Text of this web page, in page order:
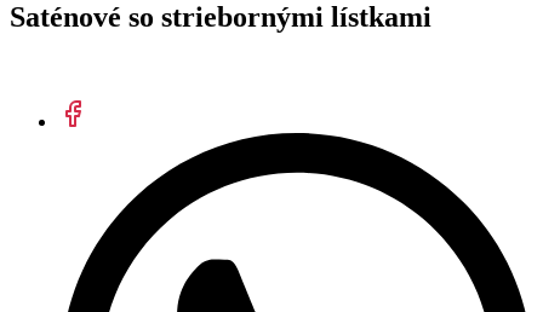
Saténové so striebornými lístkami